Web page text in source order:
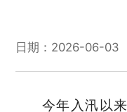
日期：2026-06-03
今年入汛以